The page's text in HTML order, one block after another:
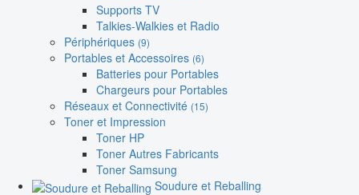
Supports TV
Talkies-Walkies et Radio
Périphériques (9)
Portables et Accessoires (6)
Batteries pour Portables
Chargeurs pour Portables
Réseaux et Connectivité (15)
Toner et Impression
Toner HP
Toner Autres Fabricants
Toner Samsung
Soudure et Reballing